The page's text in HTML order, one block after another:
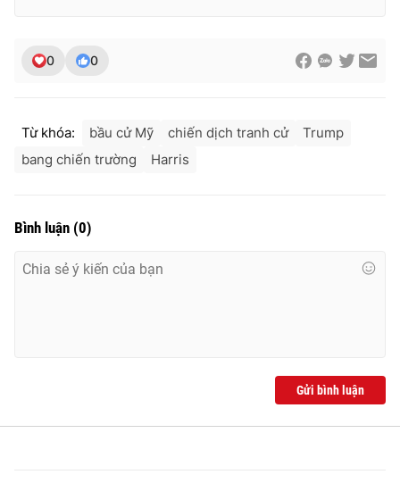
0 0
Từ khóa: bầu cử Mỹ chiến dịch tranh cử
Trump
bang chiến trường
Harris
Bình luận (0)
Gửi bình luận